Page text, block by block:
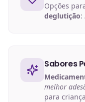
Opções
deglutição:
Sabores
melhor
para